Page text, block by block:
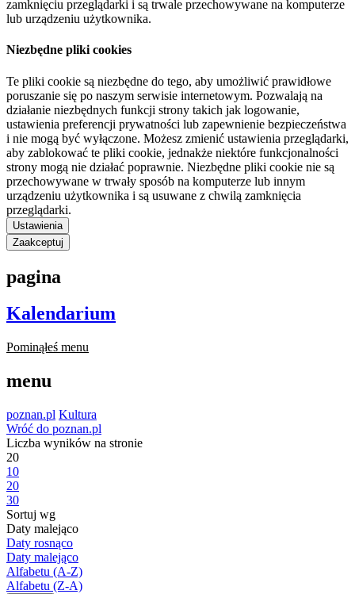
zamknięciu przeglądarki i są trwale przechowywane na komputerze
lub urządzeniu użytkownika.
Niezbędne pliki cookies
Te pliki cookie są niezbędne do tego, aby umożliwić prawidłowe
poruszanie się po naszym serwisie internetowym. Pozwalają na
działanie niezbędnych funkcji strony takich jak logowanie,
ustawienia preferencji prywatności lub zapewnienie bezpieczeństwa
i nie mogą być wyłączone. Możesz zmienić ustawienia przeglądarki,
aby zablokować te pliki cookie, jednakże niektóre funkcjonalności
strony mogą nie działać poprawnie. Niezbędne pliki cookie nie są
przechowywane w trwały sposób na komputerze lub innym
urządzeniu użytkownika i są usuwane z chwilą zamknięcia
przeglądarki.
Ustawienia
Zaakceptuj
pagina
Kalendarium
Pominąłeś menu
menu
poznan.pl Kultura
Wróć do poznan.pl
Liczba wyników na stronie
20
10
20
30
Sortuj wg
Daty malejąco
Daty rosnąco
Daty malejąco
Alfabetu (A-Z)
Alfabetu (Z-A)